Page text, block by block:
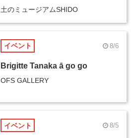
土のミュージアムSHIDO
イベント 8/6
Brigitte Tanaka ā go go
OFS GALLERY
イベント 8/5